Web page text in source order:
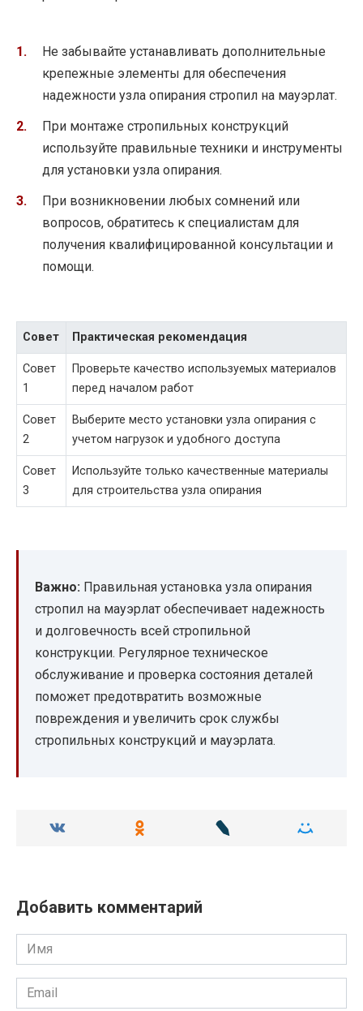
Не забывайте устанавливать дополнительные
крепежные элементы для обеспечения
надежности узла опирания стропил на мауэрлат.
При монтаже стропильных конструкций
используйте правильные техники и инструменты
для установки узла опирания.
При возникновении любых сомнений или
вопросов, обратитесь к специалистам для
получения квалифицированной консультации и
помощи.
Совет Практическая рекомендация
Совет
1
Проверьте качество используемых материалов
перед началом работ
Совет
2
Выберите место установки узла опирания с
учетом нагрузок и удобного доступа
Совет
3
Используйте только качественные материалы
для строительства узла опирания
Важно: Правильная установка узла опирания
стропил на мауэрлат обеспечивает надежность
и долговечность всей стропильной
конструкции. Регулярное техническое
обслуживание и проверка состояния деталей
поможет предотвратить возможные
повреждения и увеличить срок службы
стропильных конструкций и мауэрлата.
Добавить комментарий
Имя
Email